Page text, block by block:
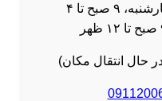
شنبه تا چهارشنبه، ۹ صبح تا ۴